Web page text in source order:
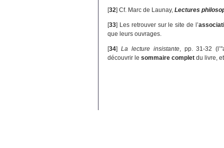
[32]Cf. Marc de Launay,Lectures
[33] Les retrouver sur le site de l’
que leurs ouvrages.
[34]La lecture insistante, pp. 31-32
découvrir lesommaire complet du livre,